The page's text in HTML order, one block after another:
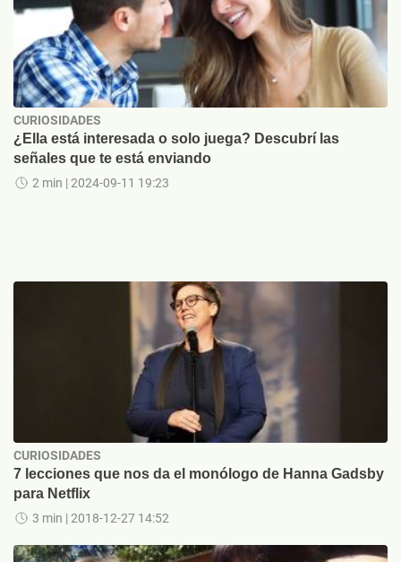
CURIOSIDADES
¿Ella está interesada o solo juega? Descubrí las
señales que te está enviando
2 min | 2024-09-11 19:23
CURIOSIDADES
7 lecciones que nos da el monólogo de Hanna Gadsby
para Netflix
3 min | 2018-12-27 14:52